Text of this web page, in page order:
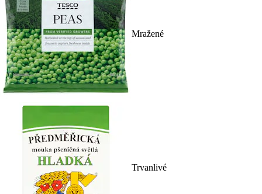
Mražené
Trvanlivé